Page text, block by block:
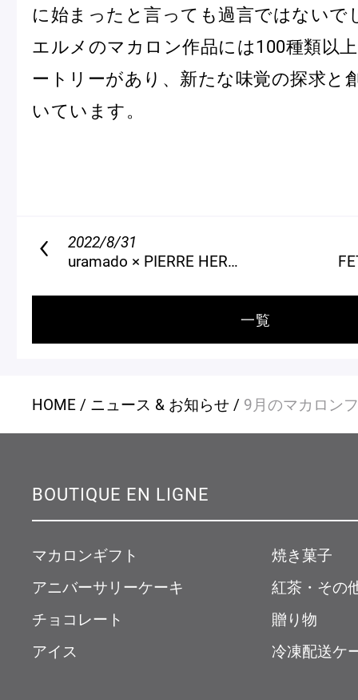
に始まったと言っても過言ではないで
エルメのマカロン作品には100種類以
ートリーがあり、新たな味覚の探求と
いています。
2022/8/31
uramado × PIERRE HERMÉ PARIS HALLOWEEN 2022
一覧
HOME ニュース & お知らせ 9月のマカロン
BOUTIQUE EN LIGNE
マカロンギフト
アニバーサリーケーキ
チョコレート
アイス
焼き菓子
紅茶・その
贈り物
冷凍配送ケ